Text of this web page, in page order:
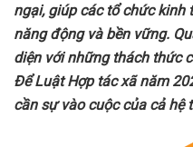
ngại, giúp các tổ chức kinh
năng động và bền vững.
diện với những thách thức
Để Luật Hợp tác xã năm
cần sự vào cuộc của cả hệ